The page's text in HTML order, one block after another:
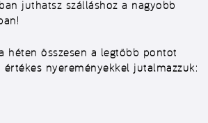
juthatsz szálláshoz a nagyobb
héten összesen a legtöbb pontot
értékes nyereményekkel jutalmazzuk: